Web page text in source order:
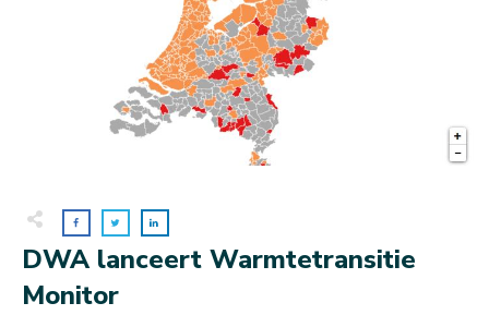
DWA lanceert Warmtetransitie
Monitor